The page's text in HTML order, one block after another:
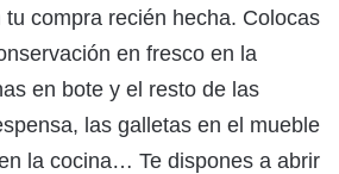
compra recién hecha. Colocas
en fresco en la
en bote y el resto de las
las galletas en el mueble
la cocina… Te dispones a abrir